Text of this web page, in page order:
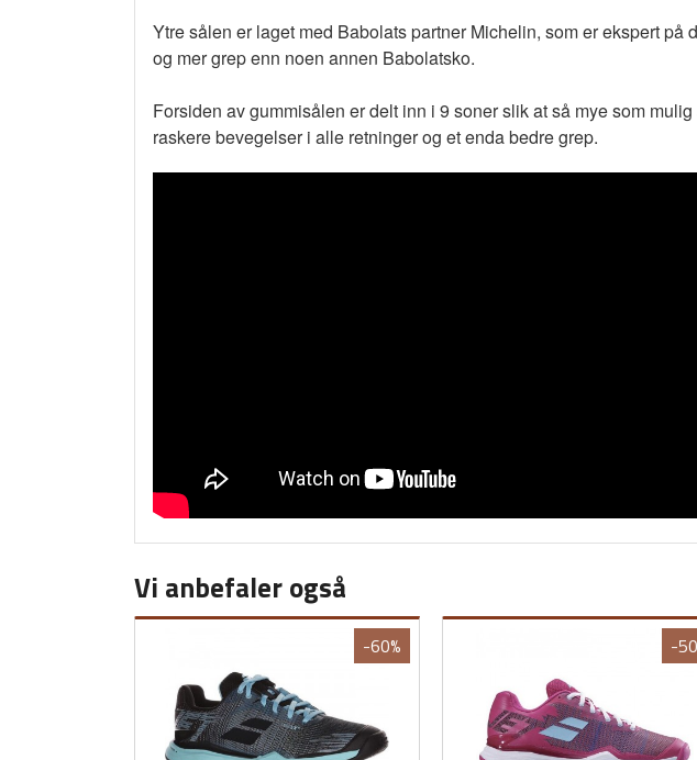
Ytre sålen er laget med Babolats partner Michelin, som er ekspert
og mer grep enn noen annen Babolatsko.
Forsiden av gummisålen er delt inn i 9 soner slik at så mye som
raskere bevegelser i alle retninger og et enda bedre grep.
Vi anbefaler også
-60% -